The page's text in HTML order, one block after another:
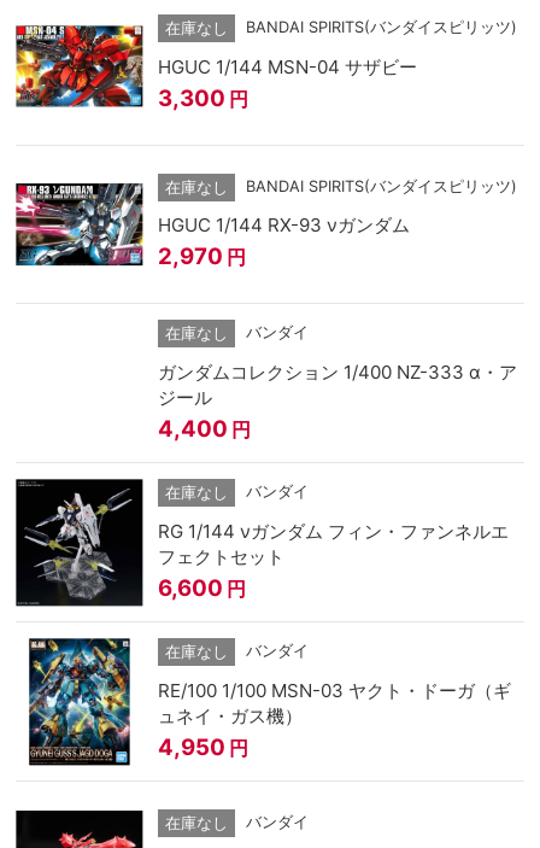
在庫なし BANDAI SPIRITS(バンダイスピリッツ)
HGUC 1/144 MSN-04 サザビー
3,300 円
在庫なし BANDAI SPIRITS(バンダイスピリッツ)
HGUC 1/144 RX-93 νガンダム
2,970 円
在庫なし バンダイ
ガンダムコレクション 1/400 NZ-333 α・ア
ジール
4,400 円
在庫なし バンダイ
RG 1/144 νガンダム フィン・ファンネルエ
フェクトセット
6,600 円
在庫なし バンダイ
RE/100 1/100 MSN-03 ヤクト・ドーガ（ギ
ュネイ・ガス機）
4,950 円
在庫なし バンダイ